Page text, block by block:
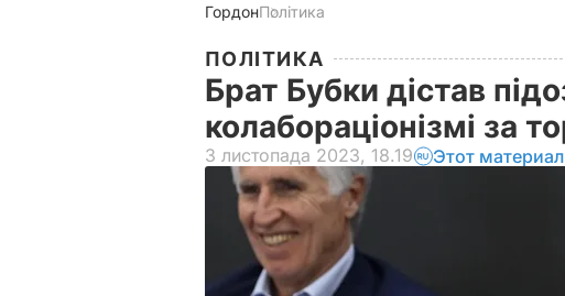
ГордонПолітика
ПОЛІТИКА
Брат Бубки дістав
колабораціонізмі за
3 листопада 2023, 18.19 Этот